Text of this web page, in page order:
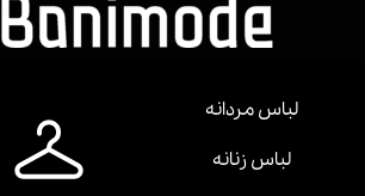
لباس مردانه
لباس زنانه